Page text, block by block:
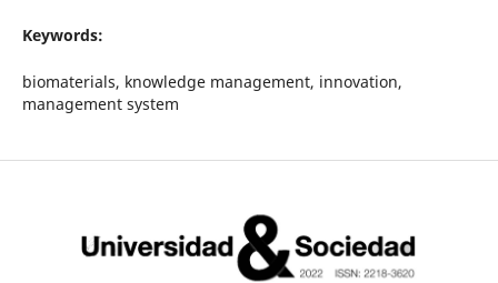
Keywords:
biomaterials, knowledge management, innovation,
management system